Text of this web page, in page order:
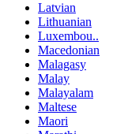
Latvian
Lithuanian
Luxembou..
Macedonian
Malagasy
Malay
Malayalam
Maltese
Maori